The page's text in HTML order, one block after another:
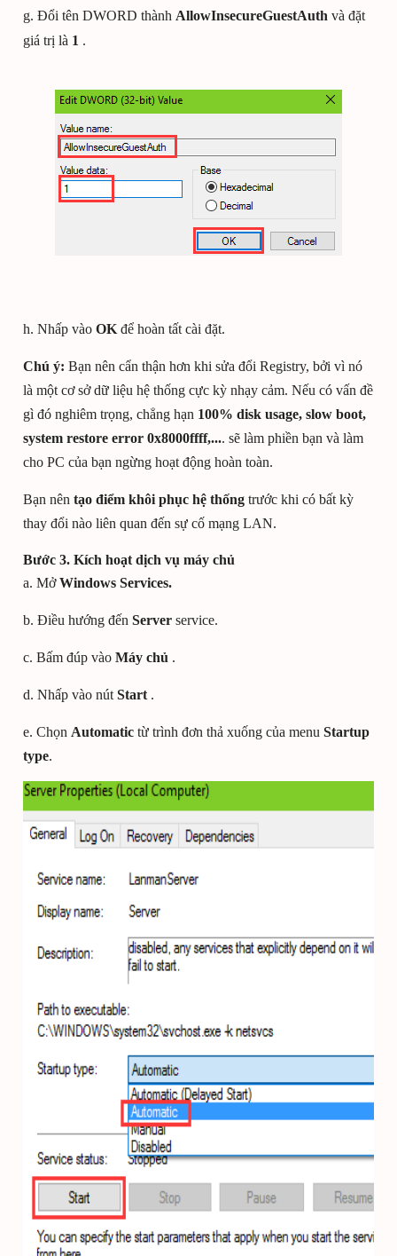
g. Đổi tên DWORD thành AllowInsecureGuestAuth và đặt
giá trị là 1 .
h. Nhấp vào OK để hoàn tất cài đặt.
Chú ý: Bạn nên cẩn thận hơn khi sửa đổi Registry, bởi vì nó
là một cơ sở dữ liệu hệ thống cực kỳ nhạy cảm. Nếu có vấn đề
gì đó nghiêm trọng, chẳng hạn 100% disk usage, slow boot,
system restore error 0x8000ffff,.... sẽ làm phiền bạn và làm
cho PC của bạn ngừng hoạt động hoàn toàn.
Bạn nên tạo điểm khôi phục hệ thống trước khi có bất kỳ
thay đổi nào liên quan đến sự cố mạng LAN.
Bước 3. Kích hoạt dịch vụ máy chủ
a. MởWindows Services.
b. Điều hướng đến Server service.
c. Bấm đúp vào Máy chủ .
d. Nhấp vào nút Start .
e. Chọn Automatic từ trình đơn thả xuống của menu Startup
type.